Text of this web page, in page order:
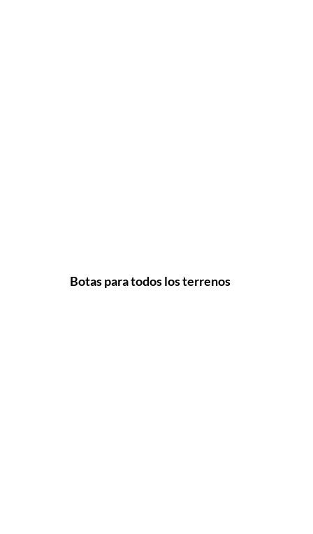
Botas para todos los terrenos